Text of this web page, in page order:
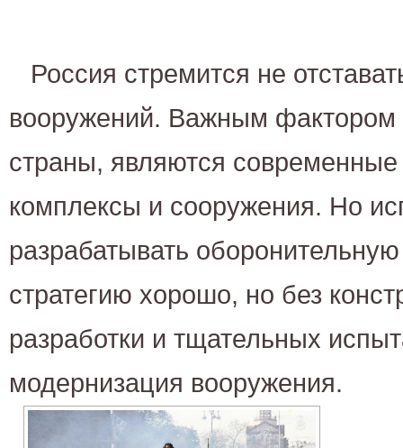
Россия стремится не
вооружений. Важным фактором
страны, являются
комплексы и сооружения. Но
разрабатывать
стратегию хорошо, но без
разработки и тщательных
модернизация вооружения.